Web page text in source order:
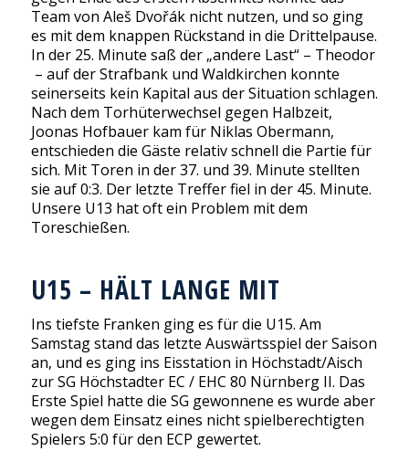
Team von Aleš Dvořák nicht nutzen, und so ging
es mit dem knappen Rückstand in die Drittelpause.
In der 25. Minute saß der „andere Last“ – Theodor
– auf der Strafbank und Waldkirchen konnte
seinerseits kein Kapital aus der Situation schlagen.
Nach dem Torhüterwechsel gegen Halbzeit,
Joonas Hofbauer kam für Niklas Obermann,
entschieden die Gäste relativ schnell die Partie für
sich. Mit Toren in der 37. und 39. Minute stellten
sie auf 0:3. Der letzte Treffer fiel in der 45. Minute.
Unsere U13 hat oft ein Problem mit dem
Toreschießen.
U15 – HÄLT LANGE MIT
Ins tiefste Franken ging es für die U15. Am
Samstag stand das letzte Auswärtsspiel der Saison
an, und es ging ins Eisstation in Höchstadt/Aisch
zur SG Höchstadter EC / EHC 80 Nürnberg II. Das
Erste Spiel hatte die SG gewonnene es wurde aber
wegen dem Einsatz eines nicht spielberechtigten
Spielers 5:0 für den ECP gewertet.